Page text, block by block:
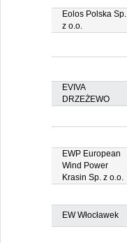
Eolos Polska Sp.
z o.o.
EVIVA
DRZEŻEWO
EWP European
Wind Power
Krasin Sp. z o.o.
EW Włocławek